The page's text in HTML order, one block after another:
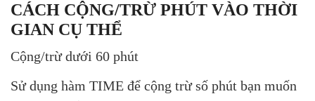
CÁCH CỘNG/TRỪ PHÚT VÀO THỜI
GIAN CỤ THỂ
Cộng/trừ dưới 60 phút
Sử dụng hàm TIME để cộng trừ số phút bạn muốn